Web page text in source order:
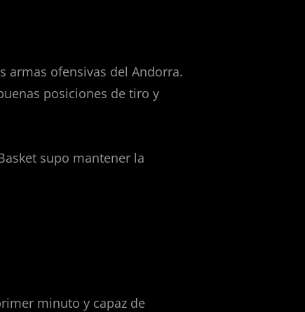
armas ofensivas del Andorra.
posiciones de tiro y
supo mantener la
minuto y capaz de